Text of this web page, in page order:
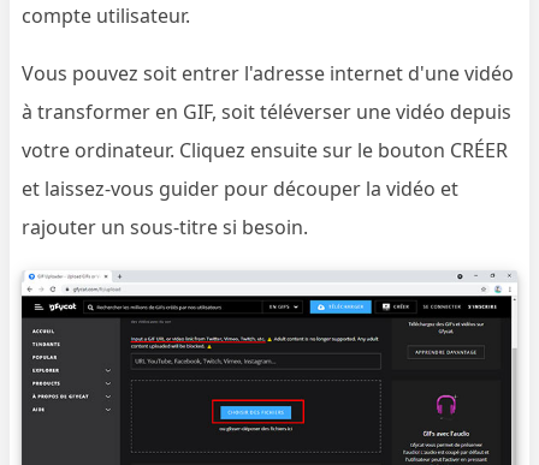
compte utilisateur.
Vous pouvez soit entrer l'adresse internet d'une vidéo
à transformer en GIF, soit téléverser une vidéo depuis
votre ordinateur. Cliquez ensuite sur le bouton CRÉER
et laissez-vous guider pour découper la vidéo et
rajouter un sous-titre si besoin.